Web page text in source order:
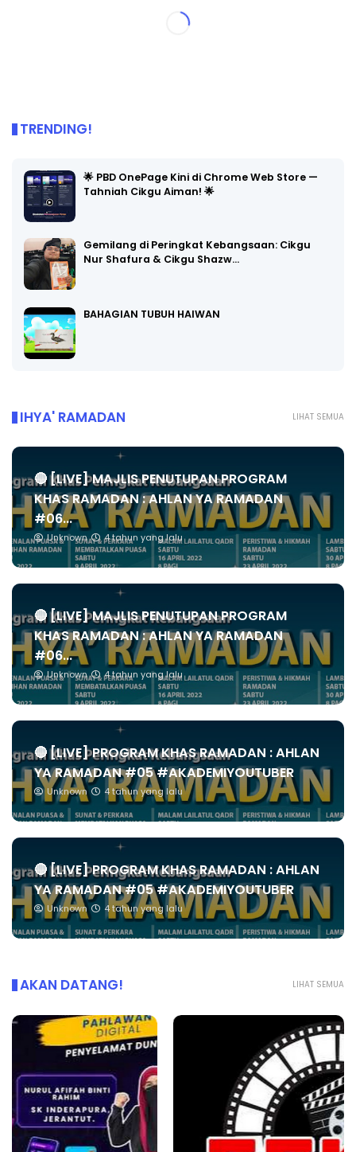
TRENDING!
🌟 PBD OnePage Kini di Chrome Web Store —
Tahniah Cikgu Aiman! 🌟
Gemilang di Peringkat Kebangsaan: Cikgu
Nur Shafura & Cikgu Shazw…
BAHAGIAN TUBUH HAIWAN
LIHAT SEMUA
IHYA' RAMADAN
🔴 [LIVE] MAJLIS PENUTUPAN PROGRAM
KHAS RAMADAN : AHLAN YA RAMADAN
#06...
Unknown 4 tahun yang lalu
🔴 [LIVE] MAJLIS PENUTUPAN PROGRAM
KHAS RAMADAN : AHLAN YA RAMADAN
#06...
Unknown 4 tahun yang lalu
🔴 [LIVE] PROGRAM KHAS RAMADAN : AHLAN
YA RAMADAN #05 #AKADEMIYOUTUBER
Unknown 4 tahun yang lalu
🔴 [LIVE] PROGRAM KHAS RAMADAN : AHLAN
YA RAMADAN #05 #AKADEMIYOUTUBER
Unknown 4 tahun yang lalu
LIHAT SEMUA
AKAN DATANG!